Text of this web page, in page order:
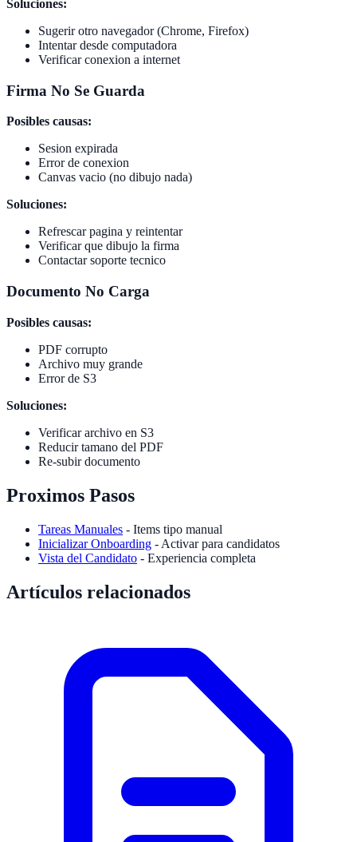
Soluciones:
Sugerir otro navegador (Chrome, Firefox)
Intentar desde computadora
Verificar conexion a internet
Firma No Se Guarda
Posibles causas:
Sesion expirada
Error de conexion
Canvas vacio (no dibujo nada)
Soluciones:
Refrescar pagina y reintentar
Verificar que dibujo la firma
Contactar soporte tecnico
Documento No Carga
Posibles causas:
PDF corrupto
Archivo muy grande
Error de S3
Soluciones:
Verificar archivo en S3
Reducir tamano del PDF
Re-subir documento
Proximos Pasos
Tareas Manuales - Items tipo manual
Inicializar Onboarding - Activar para candidatos
Vista del Candidato - Experiencia completa
Artículos relacionados